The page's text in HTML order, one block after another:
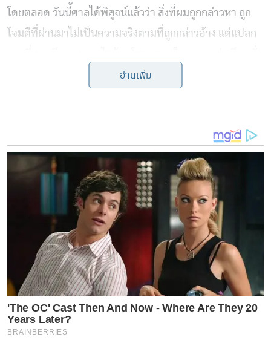
โดยตลอด วันนี้ศาลได้พิสูจน์แล้วว่า สิ่งที่ผมถูกกล่าวหา ถูก
โจมตีที่ผ่านมาไม่เป็นความจริงตามที่ถูกกล่าวอ้าง แต่แปลก
ให้ทำ มีคนอยากให้พูดให้เราเสียหาย ตัวการ ตัวแต่งเรื่อง
อ่านเพิ่ม
'The OC' Cast Then And Now - Where Are They 20
Years Later?
BRAINBERRIES